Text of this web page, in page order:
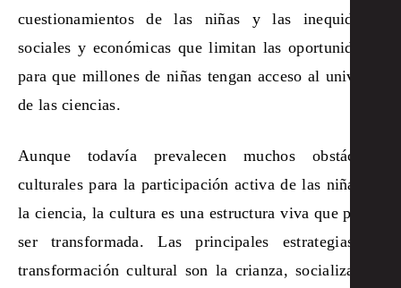
cuestionamientos de las niñas y las inequidades
sociales y económicas que limitan las oportunidades
para que millones de niñas tengan acceso al universo
de las ciencias.
Aunque todavía prevalecen muchos obstáculos
culturales para la participación activa de las niñas en
la ciencia, la cultura es una estructura viva que puede
ser transformada. Las principales estrategias de
transformación cultural son la crianza, socialización